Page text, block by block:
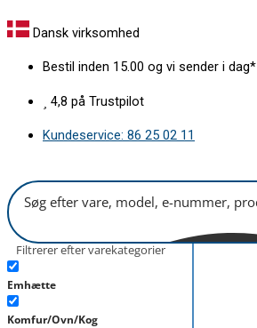
til
Dansk virksomhed
Bestil inden 15.00 og vi sender i dag*
4,8 på Trustpilot
Kundeservice: 86 25 02 11
Filtrerer efter varekategorier
Emhætte
Komfur/Ovn/Kog
øverst
B400mm